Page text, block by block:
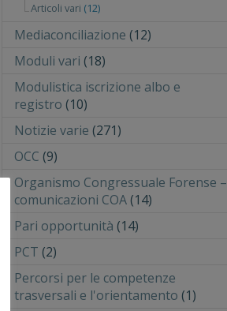
Articoli vari (12)
Mediaconciliazione (12)
Moduli vari (18)
Modulistica iscrizione albo e
registro (10)
Notizie varie (271)
OCC (9)
Organismo Congressuale Forense –
comunicazioni COA(14)
Pari opportunità (14)
PCT (2)
Percorsi per le competenze
trasversali e l'orientamento (1)